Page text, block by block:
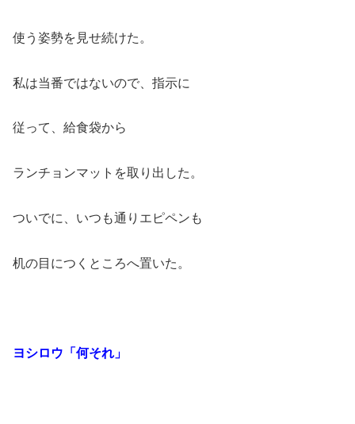
使う姿勢を見せ続けた。
私は当番ではないので、指示に
従って、給食袋から
ランチョンマットを取り出した。
ついでに、いつも通りエピペンも
机の目につくところへ置いた。
ヨシロウ「何それ」